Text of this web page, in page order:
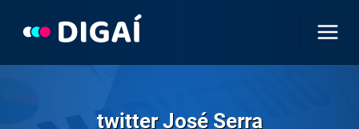
twitter José Serra